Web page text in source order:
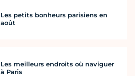
Les petits bonheurs parisiens en
août
Les meilleurs endroits où naviguer
à Paris